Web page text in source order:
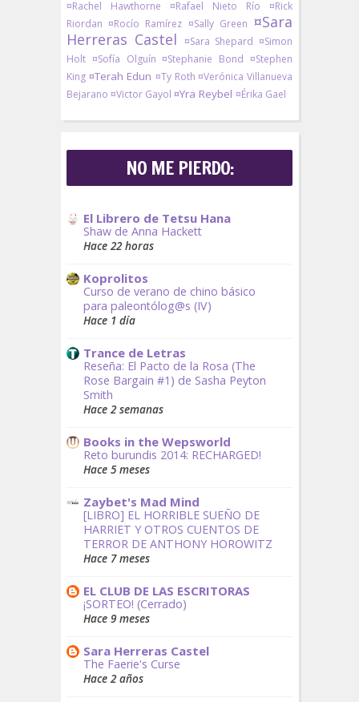
¤Rachel Hawthorne
¤Rafael Nieto Río
¤Rick
Riordan ¤Rocío Ramírez ¤Sally Green ¤Sara
Herreras Castel
¤Sara Shepard ¤Simon
Holt ¤Sofía Olguín ¤Stephanie Bond ¤Stephen
King ¤Terah Edun ¤Ty Roth ¤Verónica Villanueva
Bejarano ¤Victor Gayol ¤Yra Reybel ¤Érika Gael
NO ME PIERDO:
El Librero de Tetsu Hana
Shaw de Anna Hackett
Hace 22 horas
Koprolitos
Curso de verano de chino básico
para paleontólog@s (IV)
Hace 1 día
Trance de Letras
Reseña: El Pacto de la Rosa (The
Rose Bargain #1) de Sasha Peyton
Smith
Hace 2 semanas
Books in the Wepsworld
Reto burundis 2014: RECHARGED!
Hace 5 meses
Zaybet's Mad Mind
[LIBRO] EL HORRIBLE SUEÑO DE
HARRIET Y OTROS CUENTOS DE
TERROR DE ANTHONY HOROWITZ
Hace 7 meses
EL CLUB DE LAS ESCRITORAS
¡SORTEO! (Cerrado)
Hace 9 meses
Sara Herreras Castel
The Faerie's Curse
Hace 2 años